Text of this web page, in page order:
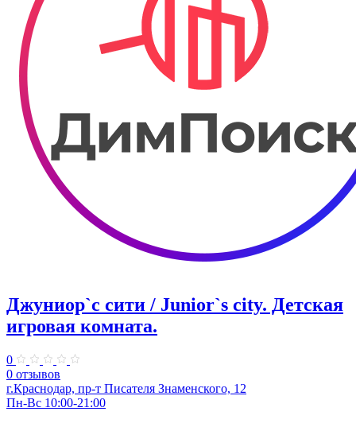
Джуниор`с сити / Junior`s city. ​Детская
игровая комната.
0
0 отзывов
​г.Краснодар, пр-т Писателя Знаменского, 12
Пн-Вс 10:00-21:00